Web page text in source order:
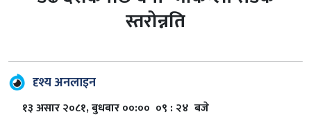
स्तरोन्नति
दृश्य अनलाइन
१३ असार २०८१, बुधबार ००:०० ०९ : २४ बजे